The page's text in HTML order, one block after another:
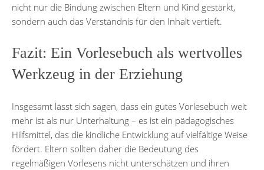
nicht nur die Bindung zwischen Eltern und Kind gestärkt,
sondern auch das Verständnis für den Inhalt vertieft.
Fazit: Ein Vorlesebuch als wertvolles
Werkzeug in der Erziehung
Insgesamt lässt sich sagen, dass ein gutes Vorlesebuch weit
mehr ist als nur Unterhaltung – es ist ein pädagogisches
Hilfsmittel, das die kindliche Entwicklung auf vielfältige Weise
fördert. Eltern sollten daher die Bedeutung des
regelmäßigen Vorlesens nicht unterschätzen und ihren